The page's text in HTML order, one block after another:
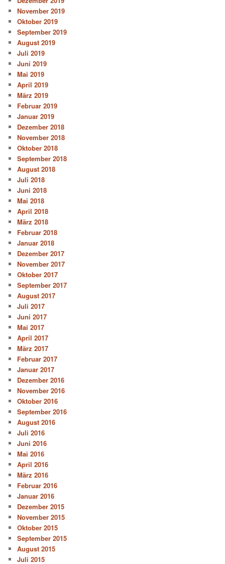
November 2019
Oktober 2019
September 2019
August 2019
Juli 2019
Juni 2019
Mai 2019
April 2019
März 2019
Februar 2019
Januar 2019
Dezember 2018
November 2018
Oktober 2018
September 2018
August 2018
Juli 2018
Juni 2018
Mai 2018
April 2018
März 2018
Februar 2018
Januar 2018
Dezember 2017
November 2017
Oktober 2017
September 2017
August 2017
Juli 2017
Juni 2017
Mai 2017
April 2017
März 2017
Februar 2017
Januar 2017
Dezember 2016
November 2016
Oktober 2016
September 2016
August 2016
Juli 2016
Juni 2016
Mai 2016
April 2016
März 2016
Februar 2016
Januar 2016
Dezember 2015
November 2015
Oktober 2015
September 2015
August 2015
Juli 2015